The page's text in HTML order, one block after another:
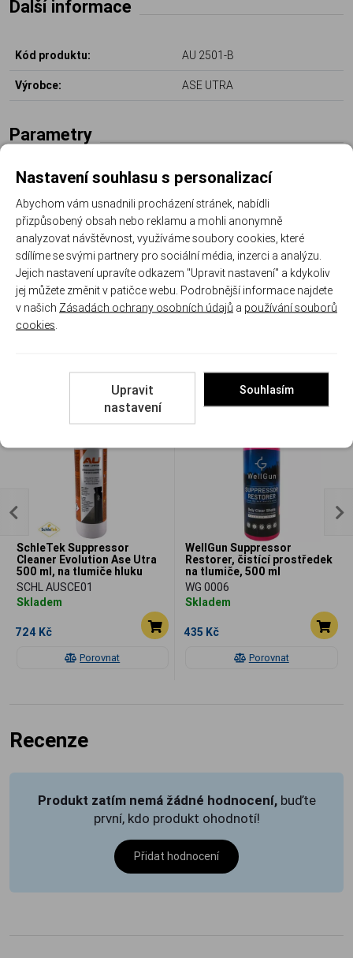
Další informace
Kód produktu: AU 2501-B
Výrobce: ASE UTRA
Parametry
Povrchová úprava: černý Cerakote
Technologie tlumiče: Over-Barrel
Model tlumiče: Radien
Pro ráže do: 300 Win. Mag.
Montážní rozhraní / závit: M15x1
Porovnat
SchleTek Suppressor
Cleaner Evolution Ase Utra
500 ml, na tlumiče hluku
výstřelu
SCHL AUSCE01
Skladem
724 Kč
Porovnat
WellGun Suppressor
Restorer, čistící prostředek
na tlumiče, 500 ml
WG 0006
Skladem
435 Kč
Recenze
Produkt zatím nemá žádné hodnocení, buďte
první, kdo produkt ohodnotí!
Přidat hodnocení
Nastavení souhlasu s personalizací
Abychom vám usnadnili procházení stránek, nabídli
přizpůsobený obsah nebo reklamu a mohli anonymně
analyzovat návštěvnost, využíváme soubory cookies, které
sdílíme se svými partnery pro sociální média, inzerci a analýzu.
Jejich nastavení upravíte odkazem "Upravit nastavení" a kdykoliv
jej můžete změnit v patičce webu. Podrobnější informace najdete
v našich Zásadách ochrany osobních údajů a používání souborů
cookies
Upravit
nastavení
Souhlasím